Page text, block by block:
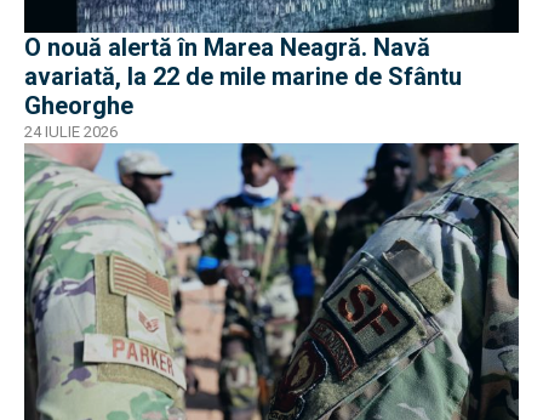
O nouă alertă în Marea Neagră. Navă
avariată, la 22 de mile marine de Sfântu
Gheorghe
24 IULIE 2026